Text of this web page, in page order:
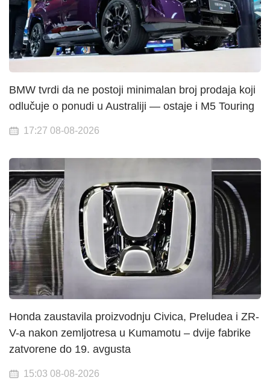
BMW tvrdi da ne postoji minimalan broj prodaja koji
odlučuje o ponudi u Australiji — ostaje i M5 Touring
17:27 08-08-2026
Honda zaustavila proizvodnju Civica, Preludea i ZR-
V-a nakon zemljotresa u Kumamotu – dvije fabrike
zatvorene do 19. avgusta
15:03 08-08-2026